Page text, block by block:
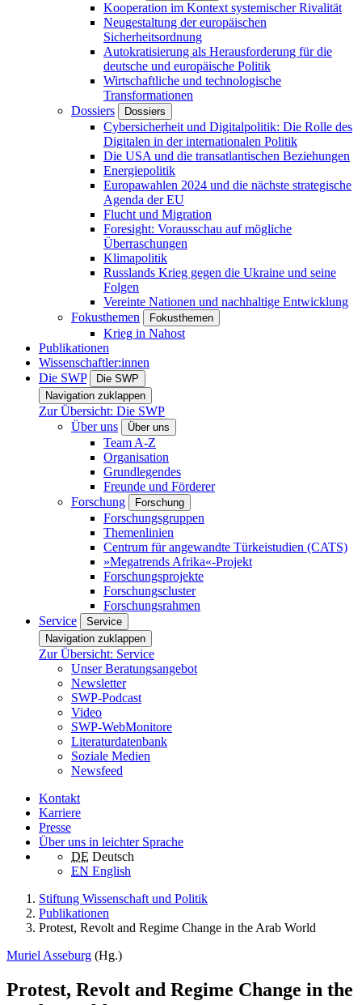
Kooperation im Kontext systemischer Rivalität
Neugestaltung der europäischen
Sicherheitsordnung
Autokratisierung als Herausforderung für die
deutsche und europäische Politik
Wirtschaftliche und technologische
Transformationen
Dossiers
Dossiers
Cybersicherheit und Digitalpolitik: Die Rolle des
Digitalen in der internationalen Politik
Die USA und die transatlantischen Beziehungen
Energiepolitik
Europawahlen 2024 und die nächste strategische
Agenda der EU
Flucht und Migration
Foresight: Vorausschau auf mögliche
Überraschungen
Klimapolitik
Russlands Krieg gegen die Ukraine und seine
Folgen
Vereinte Nationen und nachhaltige Entwicklung
Fokusthemen
Fokusthemen
Krieg in Nahost
Publikationen
Wissenschaftler:innen
Die SWP
Die SWP
Navigation zuklappen
Zur Übersicht: Die SWP
Über uns
Über uns
Team A-Z
Organisation
Grundlegendes
Freunde und Förderer
Forschung
Forschung
Forschungsgruppen
Themenlinien
Centrum für angewandte Türkeistudien (CATS)
»Megatrends Afrika«-Projekt
Forschungsprojekte
Forschungscluster
Forschungsrahmen
Service
Service
Navigation zuklappen
Zur Übersicht: Service
Unser Beratungsangebot
Newsletter
SWP-Podcast
Video
SWP-WebMonitore
Literaturdatenbank
Soziale Medien
Newsfeed
Kontakt
Karriere
Presse
Über uns in leichter Sprache
DE Deutsch
EN English
Stiftung Wissenschaft und Politik
Publikationen
Protest, Revolt and Regime Change in the Arab World
Muriel Asseburg (Hg.)
Protest, Revolt and Regime Change in the